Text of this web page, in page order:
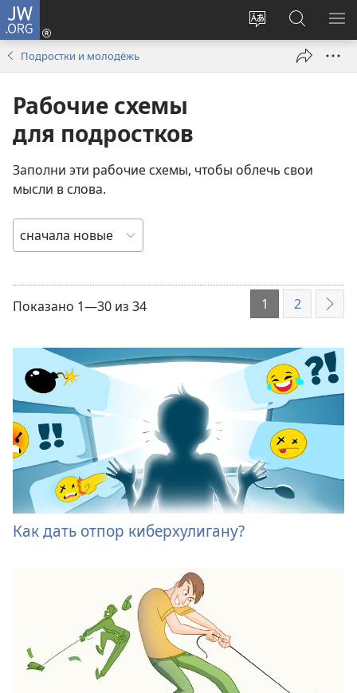
JW.ORG
Изменить
Войти
(открываетсяПоиск
по
jw.org
Подростки и молодёжь
Рабочие схемы
для подростков
Заполни эти рабочие схемы, чтобы облечь свои
мысли в слова.
ПОРЯДОК
Показано 1—30 из 34 1 2
Как дать отпор киберхулигану?